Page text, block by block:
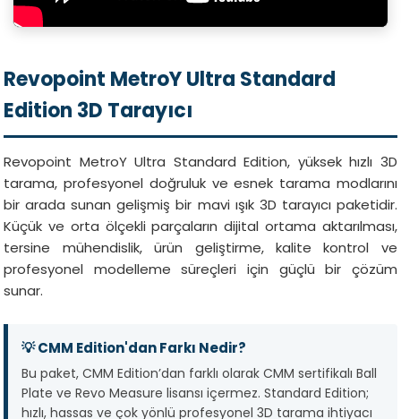
Revopoint MetroY Ultra Standard
Edition 3D Tarayıcı
Revopoint MetroY Ultra Standard Edition, yüksek hızlı 3D
tarama, profesyonel doğruluk ve esnek tarama modlarını
bir arada sunan gelişmiş bir mavi ışık 3D tarayıcı paketidir.
Küçük ve orta ölçekli parçaların dijital ortama aktarılması,
tersine mühendislik, ürün geliştirme, kalite kontrol ve
profesyonel modelleme süreçleri için güçlü bir çözüm
sunar.
💡 CMM Edition'dan Farkı Nedir?
Bu paket, CMM Edition’dan farklı olarak CMM sertifikalı Ball
Plate ve Revo Measure lisansı içermez. Standard Edition;
hızlı, hassas ve çok yönlü profesyonel 3D tarama ihtiyacı